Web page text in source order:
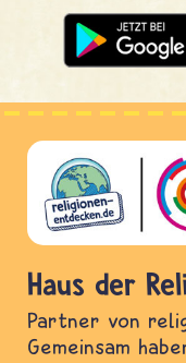
Haus der
Partner von
Gemeinsam